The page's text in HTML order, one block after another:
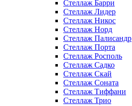
Стеллаж Барри
Стеллаж Лидер
Стеллаж Никос
Стеллаж Норд
Стеллаж Палисандр
Стеллаж Порта
Стеллаж Росполь
Стеллаж Садко
Стеллаж Скай
Стеллаж Соната
Стеллаж Тиффани
Стеллаж Трио